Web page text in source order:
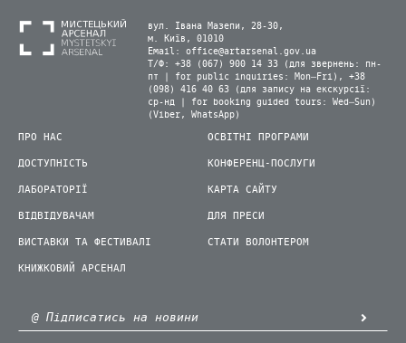
вул. Івана Мазепи, 28-30,
м. Київ, 01010
Email: office@artarsenal.gov.ua
Т/Ф: +38 (067) 900 14 33 (для звернень: пн-
пт | for public inquiries: Mon–Fri), +38
(098) 416 40 63 (для запису на екскурсії:
ср-нд | for booking guided tours: Wed–Sun)
(Viber, WhatsApp)
ПРО НАС
ДОСТУПНІСТЬ
ЛАБОРАТОРІЇ
ВІДВІДУВАЧАМ
ВИСТАВКИ ТА ФЕСТИВАЛІ
КНИЖКОВИЙ АРСЕНАЛ
ОСВІТНІ ПРОГРАМИ
КОНФЕРЕНЦ-ПОСЛУГИ
КАРТА САЙТУ
ДЛЯ ПРЕСИ
СТАТИ ВОЛОНТЕРОМ